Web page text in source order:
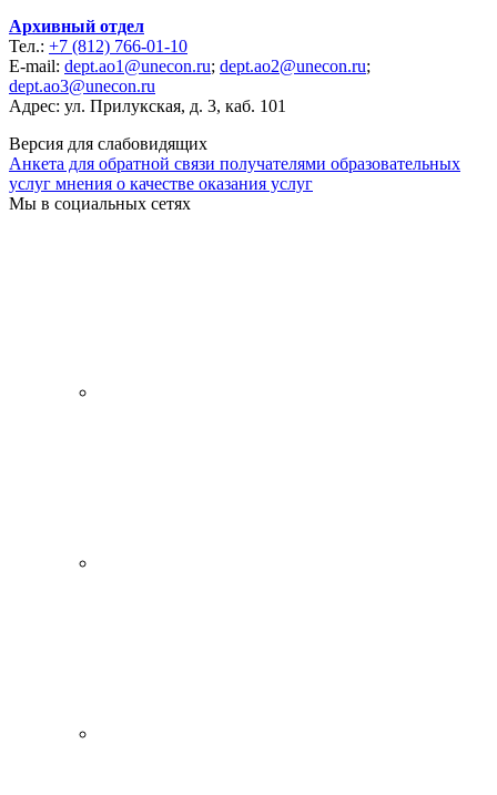
Архивный отдел
Тел.: +7 (812) 766-01-10
E-mail: dept.ao1@unecon.ru; dept.ao2@unecon.ru;
dept.ao3@unecon.ru
Адрес: ул. Прилукская, д. 3, каб. 101
Версия для слабовидящих
Анкета для обратной связи получателями образовательных
услуг мнения о качестве оказания услуг
Мы в социальных сетях